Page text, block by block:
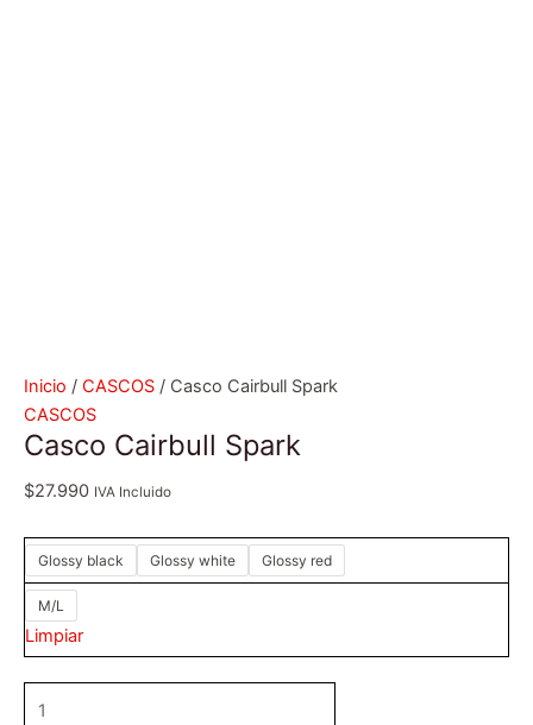
Inicio / CASCOS / Casco Cairbull Spark
CASCOS
Casco Cairbull Spark
$27.990 IVA Incluido
Glossy black Glossy white Glossy red
M/L
Limpiar